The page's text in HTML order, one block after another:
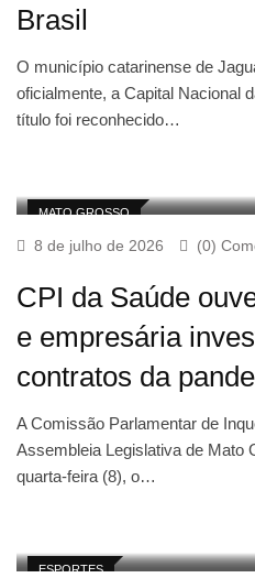
Brasil
O município catarinense de
oficialmente, a Capital Nacional
título foi reconhecido…
MATO GROSSO
8 de julho de 2026 (0)
CPI da Saúde
e empresária
contratos da
A Comissão Parlamentar de
Assembleia Legislativa de Mato
quarta-feira (8), o…
ESPORTES